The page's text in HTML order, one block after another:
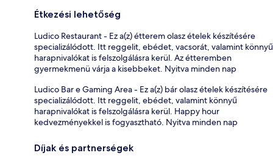
Étkezési lehetőség
Ludico Restaurant - Ez a(z) étterem olasz ételek készítésére
specializálódott. Itt reggelit, ebédet, vacsorát, valamint könnyű
harapnivalókat is felszolgálásra kerül. Az étteremben
gyermekmenü várja a kisebbeket. Nyitva minden nap
Ludico Bar e Gaming Area - Ez a(z) bár olasz ételek készítésére
specializálódott. Itt reggelit, ebédet, valamint könnyű
harapnivalókat is felszolgálásra kerül. Happy hour
kedvezményekkel is fogyasztható. Nyitva minden nap
Díjak és partnerségek